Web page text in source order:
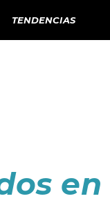
TENDENCIAS
en